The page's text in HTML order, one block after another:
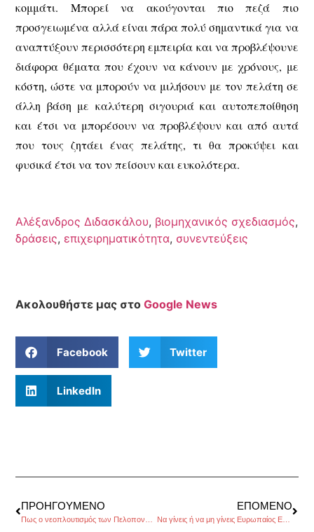
κομμάτι. Μπορεί να ακούγονται πιο πεζά πιο
προσγειωμένα αλλά είναι πάρα πολύ σημαντικά για να
αναπτύξουν περισσότερη εμπειρία και να προβλέψουνε
διάφορα θέματα που έχουν να κάνουν με χρόνους, με
κόστη, ώστε να μπορούν να μιλήσουν με τον πελάτη σε
άλλη βάση με καλύτερη σιγουριά και αυτοπεποίθηση
και έτσι να μπορέσουν να προβλέψουν και από αυτά
που τους ζητάει ένας πελάτης, τι θα προκύψει και
φυσικά έτσι να τον πείσουν και ευκολότερα.
Αλέξανδρος Διδασκάλου, βιομηχανικός σχεδιασμός,
δράσεις, επιχειρηματικότητα, συνεντεύξεις
Ακολουθήστε μας στοGoogle News
Facebook Twitter
LinkedIn
ΠΡΟΗΓΟΎΜΕΝΟ ΕΠΌΜΕΝΟ
Να γίνεις ή να μη γίνεις Ευρωπαίος Επίτροπος; Αυτή είναι η… ερώτηση